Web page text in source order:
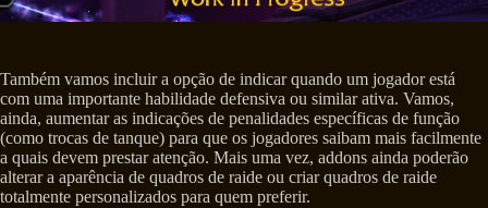
Também vamos incluir a opção de indicar quando um jogador está
com uma importante habilidade defensiva ou similar ativa. Vamos,
ainda, aumentar as indicações de penalidades específicas de função
(como trocas de tanque) para que os jogadores saibam mais facilmente
a quais devem prestar atenção. Mais uma vez, addons ainda poderão
alterar a aparência de quadros de raide ou criar quadros de raide
totalmente personalizados para quem preferir.